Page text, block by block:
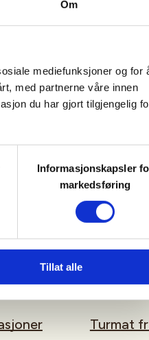
Om
mediefunksjoner og for
med partnerne våre innen
du har gjort tilgjengelig
Informasjonskapsler
markedsføring
Tillat alle
Turmat